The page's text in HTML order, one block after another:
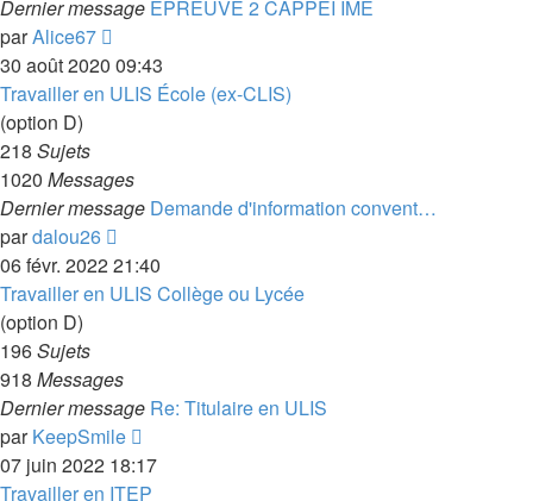
Dernier message EPREUVE 2 CAPPEI IME
parAlice67
le
dernier
30 août 2020 09:43
Travailler en ULIS École (ex-CLIS)
(option D)
218 Sujets
1020 Messages
Dernier message Demande d'information convent…
pardalou26
le
dernier
06 févr. 2022 21:40
Travailler en ULIS Collège ou Lycée
(option D)
196Sujets
918 Messages
Dernier message Re: Titulaire en ULIS
parKeepSmile
le
dernier
07 juin 2022 18:17
Travailler en ITEP